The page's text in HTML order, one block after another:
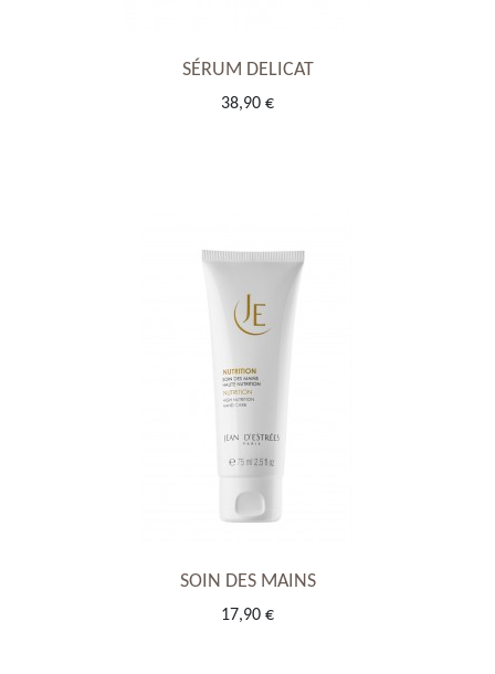
SÉRUM DELICAT
38,90 €
SOIN DES MAINS
17,90 €